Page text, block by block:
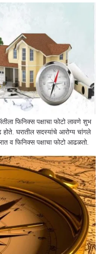
फिनिक्स पक्षाचा फोटो लावणे शुभ
घरातील सदस्यांचे आरोग्य चांगले
व फिनिक्स पक्षाचा फोटो आढळतो.